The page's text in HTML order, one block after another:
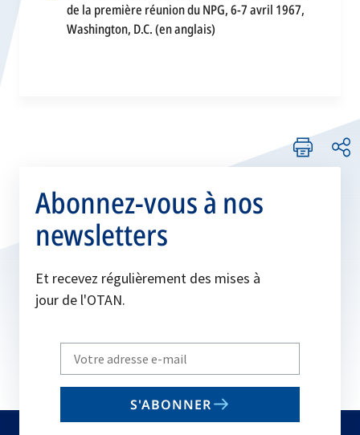
de la première réunion du NPG, 6-7 avril 1967,
Washington, D.C. (en anglais)
Abonnez-vous à nos
newsletters
Et recevez régulièrement des mises à
jour de l'OTAN.
Write
your
email
S'ABONNER